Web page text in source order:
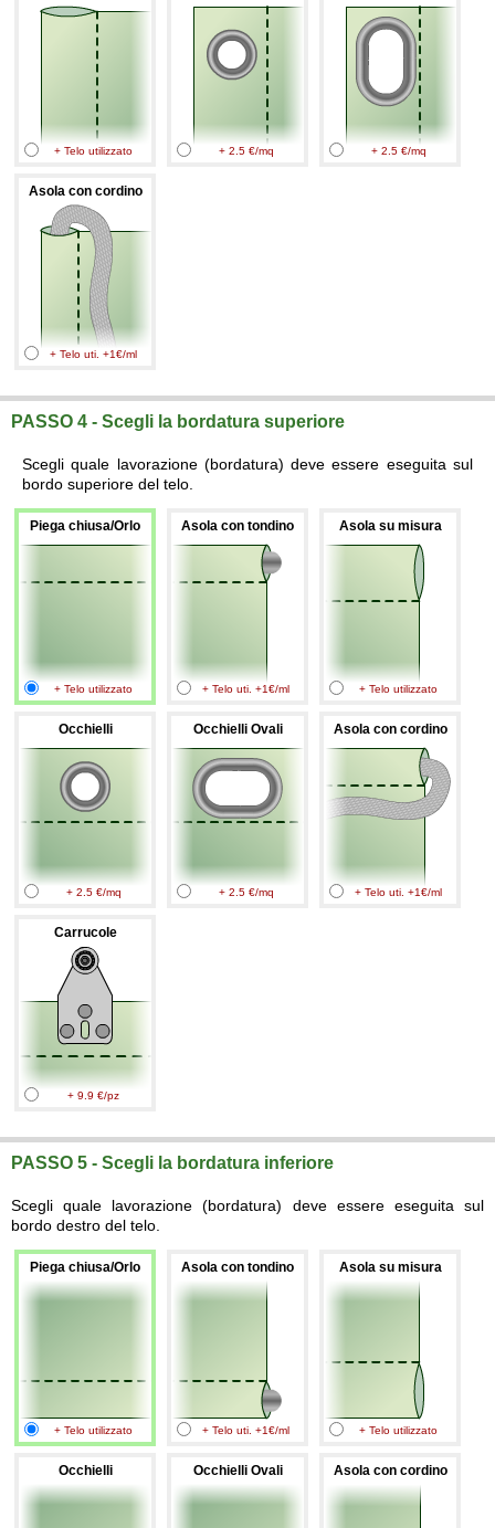
+ Telo utilizzato + 2.5 €/mq + 2.5 €/mq
Asola con cordino
+ Telo uti. +1€/ml
PASSO 4 - Scegli la bordatura superiore
Scegli quale lavorazione (bordatura) deve essere eseguita sul
bordo superiore del telo.
Piega chiusa/Orlo
+ Telo utilizzato
Asola con tondino
+ Telo uti. +1€/ml
Asola su misura
+ Telo utilizzato
Occhielli
+ 2.5 €/mq
Occhielli Ovali
+ 2.5 €/mq
Asola con cordino
+ Telo uti. +1€/ml
Carrucole
+ 9.9 €/pz
PASSO 5 - Scegli la bordatura inferiore
Scegli quale lavorazione (bordatura) deve essere eseguita sul
bordo destro del telo.
Piega chiusa/Orlo
+ Telo utilizzato
Asola con tondino
+ Telo uti. +1€/ml
Asola su misura
+ Telo utilizzato
Occhielli Occhielli Ovali Asola con cordino